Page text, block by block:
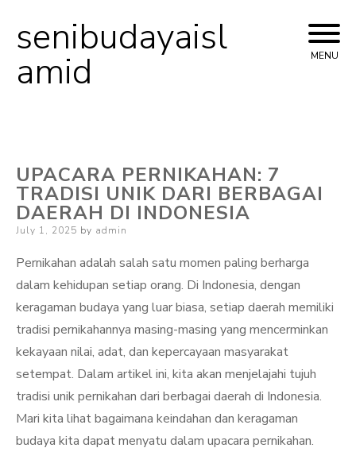
Skip
to
senibudayaisl
amid MENU
UPACARA PERNIKAHAN: 7
TRADISI UNIK DARI BERBAGAI
DAERAH DI INDONESIA
Posted
July 1, 2025 by admin
Pernikahan adalah salah satu momen paling berharga
dalam kehidupan setiap orang. Di Indonesia, dengan
keragaman budaya yang luar biasa, setiap daerah memiliki
tradisi pernikahannya masing-masing yang mencerminkan
kekayaan nilai, adat, dan kepercayaan masyarakat
setempat. Dalam artikel ini, kita akan menjelajahi tujuh
tradisi unik pernikahan dari berbagai daerah di Indonesia.
Mari kita lihat bagaimana keindahan dan keragaman
budaya kita dapat menyatu dalam upacara pernikahan.